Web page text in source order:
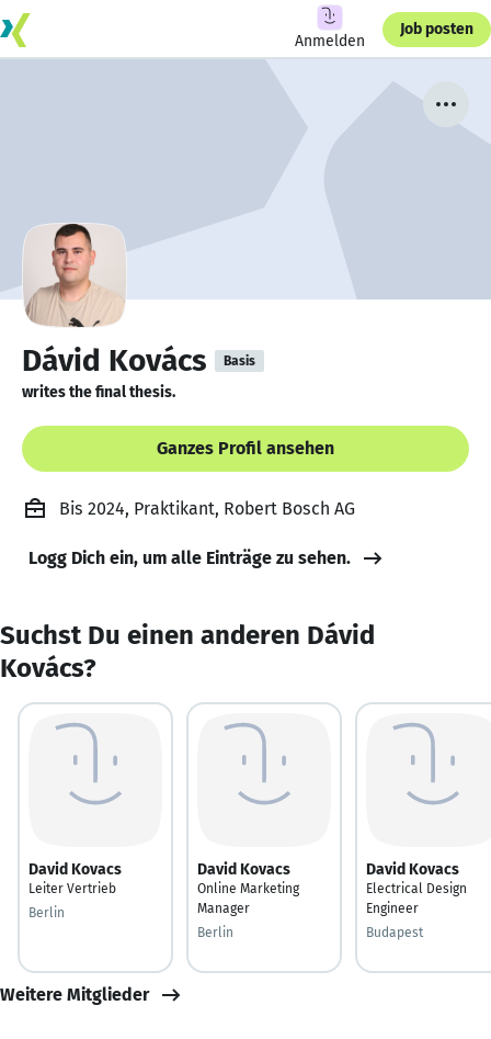
Anmelden
Job posten
Dávid Kovács Basis
writes the final thesis.
Ganzes Profil ansehen
Bis 2024, Praktikant, Robert Bosch AG
Logg Dich ein, um alle Einträge zu sehen.
Suchst Du einen anderen Dávid
Kovács?
David Kovacs
Leiter Vertrieb
Berlin
David Kovacs
Online Marketing
Manager
Berlin
David Kovacs
Electrical Design
Engineer
Budapest
Weitere Mitglieder